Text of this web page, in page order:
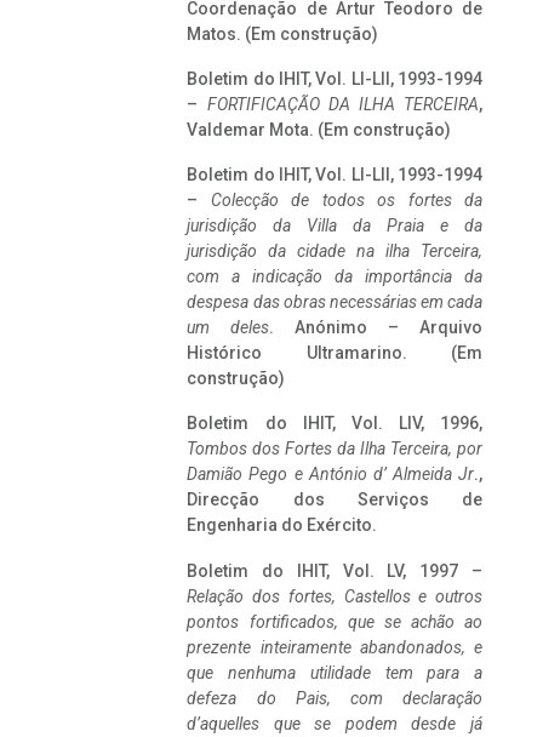
Coordenação de Artur Teodoro de
Matos. (Em construção)
Boletim do IHIT, Vol. LI-LII, 1993-1994
– FORTIFICAÇÃO DA ILHA TERCEIRA,
Valdemar Mota. (Em construção)
Boletim do IHIT, Vol. LI-LII, 1993-1994
– Colecção de todos os fortes da
jurisdição da Villa da Praia e da
jurisdição da cidade na ilha Terceira,
com a indicação da importância da
despesa das obras necessárias em cada
um deles. Anónimo – Arquivo
Histórico Ultramarino. (Em
construção)
Boletim do IHIT, Vol. LIV, 1996,
Tombos dos Fortes da Ilha Terceira, por
Damião Pego e António d’ Almeida Jr.,
Direcção dos Serviços de
Engenharia do Exército.
Boletim do IHIT, Vol. LV, 1997 –
Relação dos fortes, Castellos e outros
pontos fortificados, que se achão ao
prezente inteiramente abandonados, e
que nenhuma utilidade tem para a
defeza do Pais, com declaração
d’aquelles que se podem desde já